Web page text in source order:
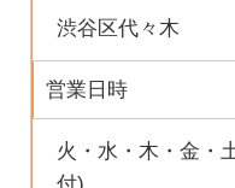
渋谷区代々木
営業日時
火・水・木・金・